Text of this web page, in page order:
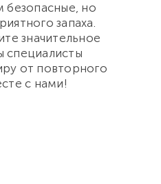
безопасные, но
запаха.
значительное
специалисты
от повторного
с нами!